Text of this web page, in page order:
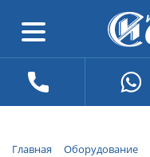
Главная Оборудование